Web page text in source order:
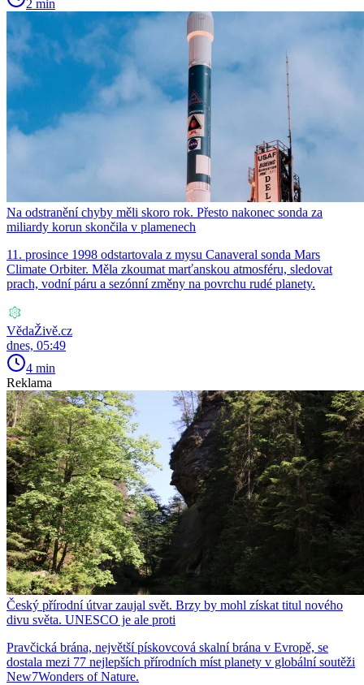
2 min
Na odstranění chyby měli skoro rok. Přesto nakonec sonda za
miliardy korun skončila v plamenech
11. prosince 1998 odstartovala z mysu Canaveral sonda Mars
Climate Orbiter. Měla zkoumat marťanskou atmosféru, sledovat
prach, vodní páru a sezónní změny na povrchu rudé planety.
VědaŽivě.cz
dnes, 05:49
4 min
Reklama
Český přírodní útvar zaujal svět. Brzy by mohl získat titul nového
divu světa. UNESCO je ale proti
Pravčická brána, největší pískovcová skalní brána v Evropě, se
dostala mezi 77 nejlepších přírodních míst planety v globální soutěži
New7Wonders of Nature.